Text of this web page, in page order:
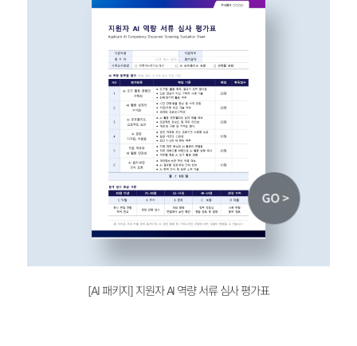
[AI 패키지] 지원자AI 역량 서류 심사 평가표